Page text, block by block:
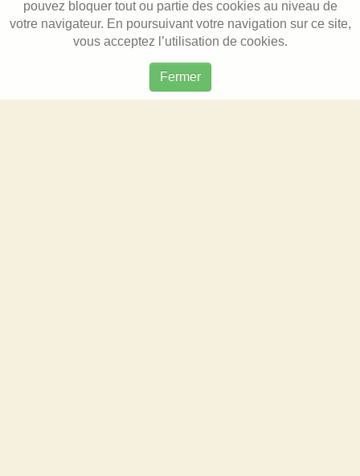
pouvez bloquer tout ou partie des cookies au niveau de
votre navigateur. En poursuivant votre navigation sur ce site,
vous acceptez l’utilisation de cookies.
Fermer